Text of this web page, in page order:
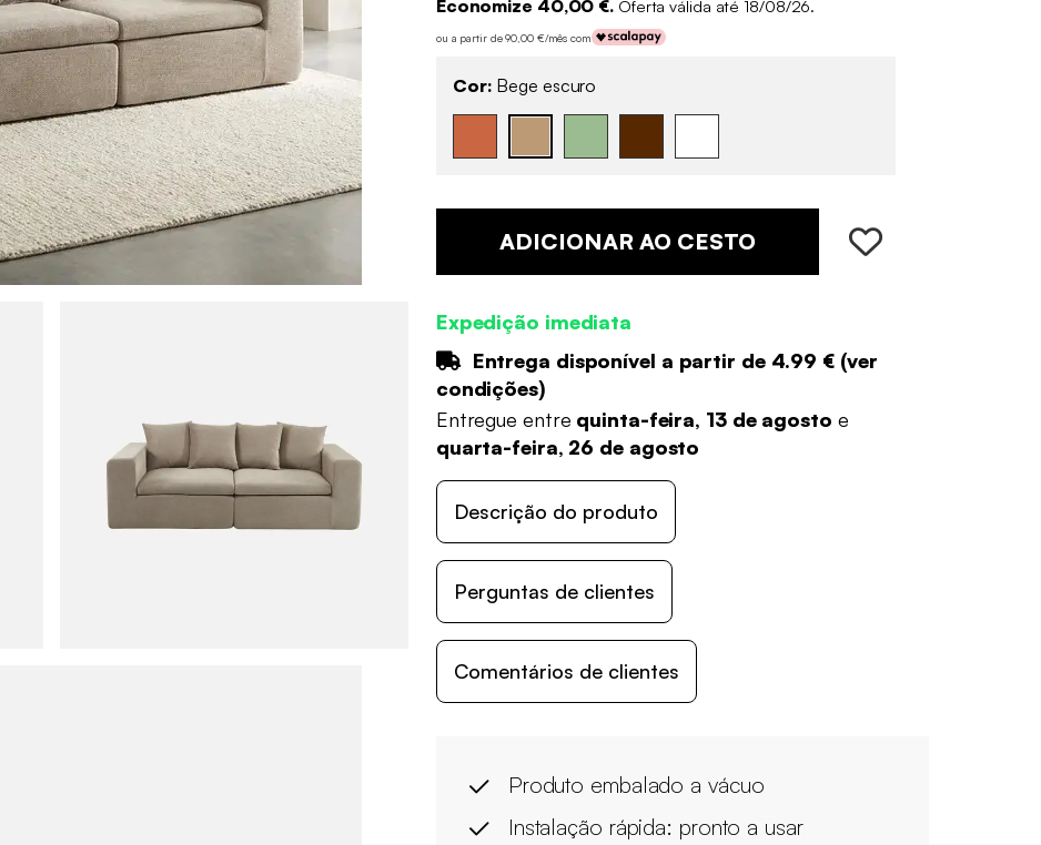
Economize 40,00 €. Oferta válida até 18/08/26.
ou a partir de 90,00 €/mês com
Cor: Bege escuro
ADICIONAR AO CESTO
Expedição imediata
Entrega disponível a partir de 4.99 € (ver
condições)
Entregue entre quinta-feira, 13 de agosto e
quarta-feira, 26 de agosto
Descrição do produto
Perguntas de clientes
Comentários de clientes
Produto embalado a vácuo
Instalação rápida: pronto a usar